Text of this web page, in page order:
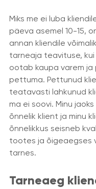
Miks me ei luba
päeva asemel 10-15,
annan kliendile
tarneaja teavituse,
ootab kaupa varem ja
pettuma. Pettunud
teatavasti lahkunud
ma ei soovi. Minu
õnnelik klient ja minu
õnnelikkus seisneb
tootes ja õigeaegses
tarnes.
Tarneaeg